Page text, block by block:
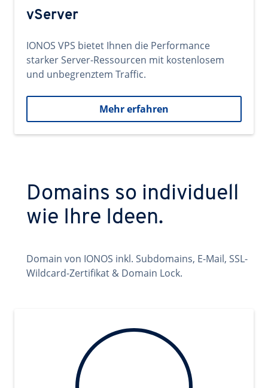
vServer
IONOS VPS bietet Ihnen die Performance
starker Server-Ressourcen mit kostenlosem
und unbegrenztem Traffic.
Mehr erfahren
Domains so individuell
wie Ihre Ideen.
Domain von IONOS inkl. Subdomains, E-Mail, SSL-
Wildcard-Zertifikat & Domain Lock.